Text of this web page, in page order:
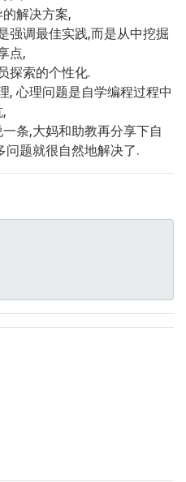
解决方案,
强调最佳实践,而是从中挖掘
点,
探索的个性化.
, 心理问题是自学编程过程中
条,大妈和助教再分享下自
问题就很自然地解决了.